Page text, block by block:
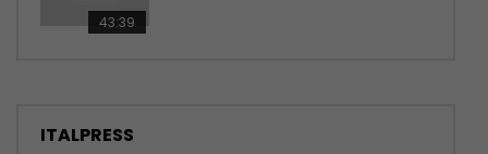
43:39
ITALPRESS